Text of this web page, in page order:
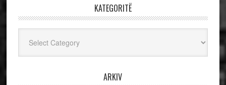
KATEGORITË
ARKIV